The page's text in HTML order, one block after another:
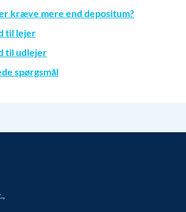
kræve mere end depositum?
til lejer
til udlejer
spørgsmål